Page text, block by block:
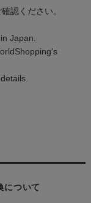
認ください。
Japan.
について